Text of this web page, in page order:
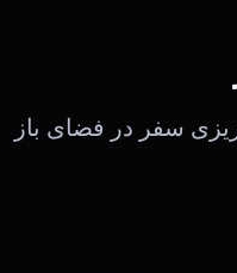
سفر در فضای باز